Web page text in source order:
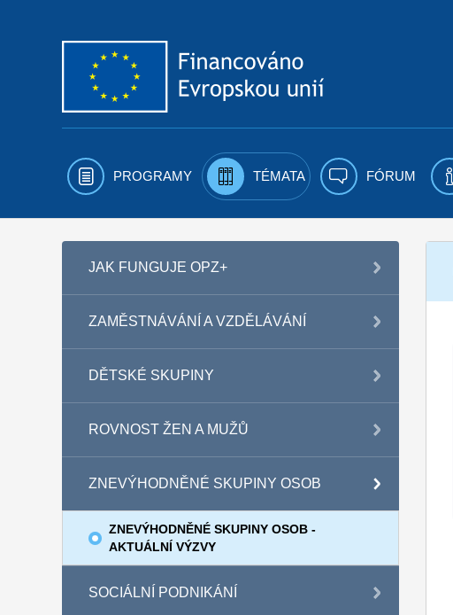
PROGRAMY TÉMATA FÓRUM
JAK FUNGUJE OPZ+
ZAMĚSTNÁVÁNÍ A VZDĚLÁVÁNÍ
DĚTSKÉ SKUPINY
ROVNOST ŽEN A MUŽŮ
ZNEVÝHODNĚNÉ SKUPINY OSOB
ZNEVÝHODNĚNÉ SKUPINY OSOB -
AKTUÁLNÍ VÝZVY
SOCIÁLNÍ PODNIKÁNÍ